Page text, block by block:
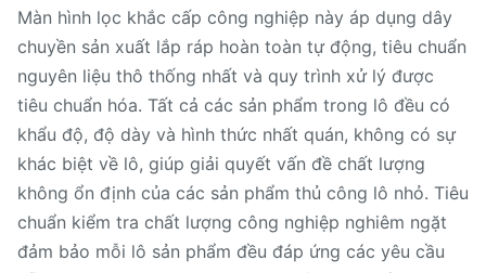
Màn hình lọc khắc cấp công nghiệp này áp dụng dây
chuyền sản xuất lắp ráp hoàn toàn tự động, tiêu chuẩn
nguyên liệu thô thống nhất và quy trình xử lý được
tiêu chuẩn hóa. Tất cả các sản phẩm trong lô đều có
khẩu độ, độ dày và hình thức nhất quán, không có sự
khác biệt về lô, giúp giải quyết vấn đề chất lượng
không ổn định của các sản phẩm thủ công lô nhỏ. Tiêu
chuẩn kiểm tra chất lượng công nghiệp nghiêm ngặt
đảm bảo mỗi lô sản phẩm đều đáp ứng các yêu cầu